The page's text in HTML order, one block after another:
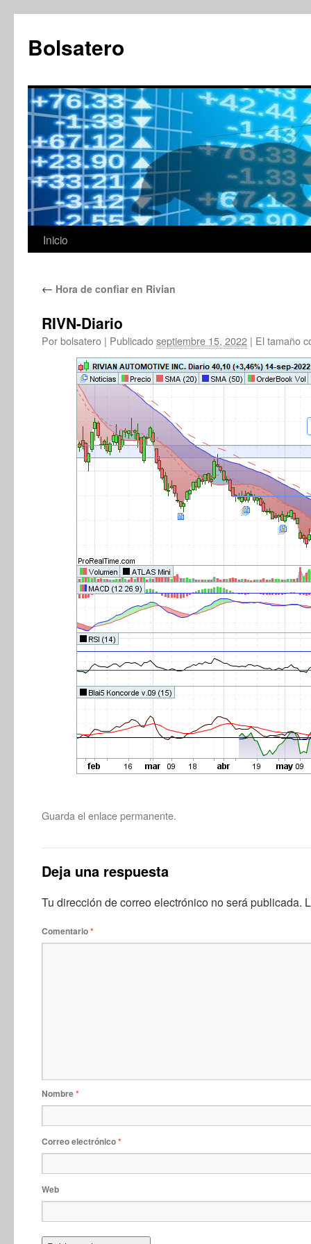
contenido
Bolsatero
Inicio
← Hora de confiar en Rivian
RIVN-Diario
Porbolsatero | Publicadoseptiembre 15, 2022 | El tamaño
Guarda el enlace permanente.
Deja una respuesta
Tu dirección de correo electrónico no será publicada.
Comentario*
Nombre*
Correo electrónico*
Web